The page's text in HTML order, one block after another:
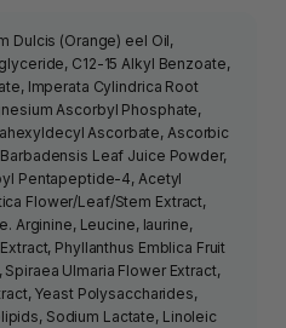
Dulcis (Orange) eel Oil,
C12-15 Alkyl Benzoate,
Imperata Cylindrica Root
Ascorbyl Phosphate,
Ascorbate, Ascorbic
Leaf Juice Powder,
Pentapeptide-4, Acetyl
Flower/Leaf/Stem Extract,
Arginine, Leucine, laurine,
Phyllanthus Emblica Fruit
Ulmaria Flower Extract,
Yeast Polysaccharides,
Sodium Lactate, Linoleic